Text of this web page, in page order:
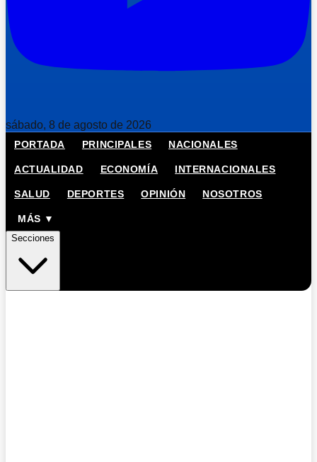
sábado, 8 de agosto de 2026
PORTADA PRINCIPALES NACIONALES
ACTUALIDAD ECONOMÍA INTERNACIONALES
SALUD DEPORTES OPINIÓN NOSOTROS
MÁS ▼
Secciones